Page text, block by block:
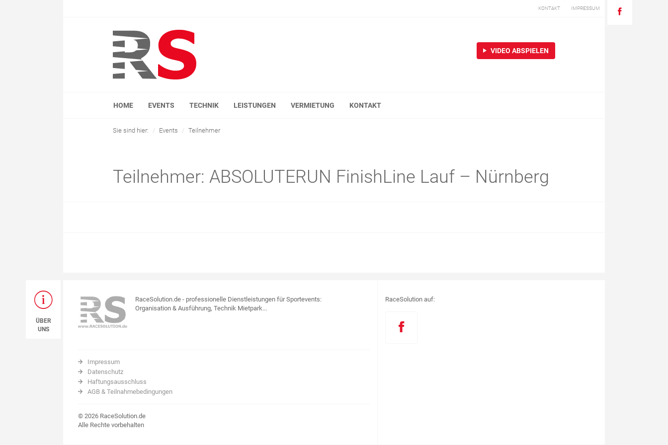
KONTAKT IMPRESSUM
VIDEO ABSPIELEN
HOME EVENTS TECHNIK LEISTUNGEN VERMIETUNG KONTAKT
Sie sind hier: Events Teilnehmer
Teilnehmer: ABSOLUTERUN FinishLine Lauf – Nürnberg
ÜBER
UNS
RaceSolution.de - professionelle Dienstleistungen für Sportevents:
Organisation & Ausführung, Technik Mietpark...
Impressum
Datenschutz
Haftungsausschluss
AGB & Teilnahmebedingungen
© 2026 RaceSolution.de
Alle Rechte vorbehalten
RaceSolution auf: